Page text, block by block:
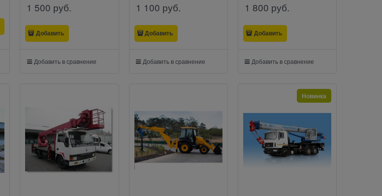
1 500 руб.
Добавить
Добавить в сравнение
1 100 руб.
Добавить
Добавить в сравнение
1 800 руб.
Добавить
Добавить в сравнение
Новинка